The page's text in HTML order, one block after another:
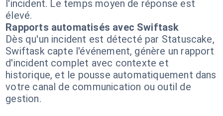
l'incident. Le temps moyen de réponse est
élevé.
Rapports automatisés avec Swiftask
Dès qu'un incident est détecté par Statuscake,
Swiftask capte l'événement, génère un rapport
d'incident complet avec contexte et
historique, et le pousse automatiquement dans
votre canal de communication ou outil de
gestion.